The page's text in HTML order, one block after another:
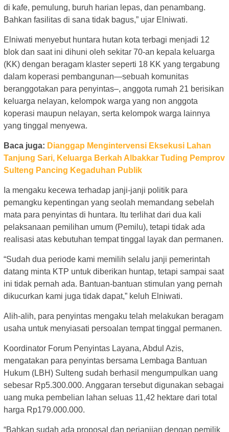
di kafe, pemulung, buruh harian lepas, dan penambang.
Bahkan fasilitas di sana tidak bagus,” ujar Elniwati.
Elniwati menyebut huntara hutan kota terbagi menjadi 12
blok dan saat ini dihuni oleh sekitar 70-an kepala keluarga
(KK) dengan beragam klaster seperti 18 KK yang tergabung
dalam koperasi pembangunan—sebuah komunitas
beranggotakan para penyintas–, anggota rumah 21 berisikan
keluarga nelayan, kelompok warga yang non anggota
koperasi maupun nelayan, serta kelompok warga lainnya
yang tinggal menyewa.
Baca juga: Dianggap Mengintervensi Eksekusi Lahan
Tanjung Sari, Keluarga Berkah Albakkar Tuding Pemprov
Sulteng Pancing Kegaduhan Publik
Ia mengaku kecewa terhadap janji-janji politik para
pemangku kepentingan yang seolah memandang sebelah
mata para penyintas di huntara. Itu terlihat dari dua kali
pelaksanaan pemilihan umum (Pemilu), tetapi tidak ada
realisasi atas kebutuhan tempat tinggal layak dan permanen.
“Sudah dua periode kami memilih selalu janji pemerintah
datang minta KTP untuk diberikan huntap, tetapi sampai saat
ini tidak pernah ada. Bantuan-bantuan stimulan yang pernah
dikucurkan kami juga tidak dapat,” keluh Elniwati.
Alih-alih, para penyintas mengaku telah melakukan beragam
usaha untuk menyiasati persoalan tempat tinggal permanen.
Koordinator Forum Penyintas Layana, Abdul Azis,
mengatakan para penyintas bersama Lembaga Bantuan
Hukum (LBH) Sulteng sudah berhasil mengumpulkan uang
sebesar Rp5.300.000. Anggaran tersebut digunakan sebagai
uang muka pembelian lahan seluas 11,42 hektare dari total
harga Rp179.000.000.
“Bahkan sudah ada proposal dan perjanjian dengan pemilik